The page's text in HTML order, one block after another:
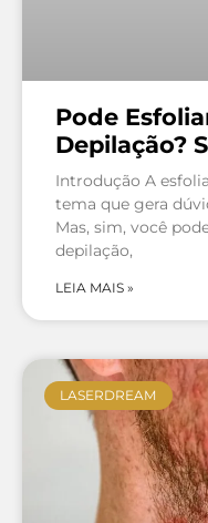
Pode
Depilação?
Introdução A
tema que gera
Mas, sim, você
depilação,
LEIA MAIS »
LASERDREAM